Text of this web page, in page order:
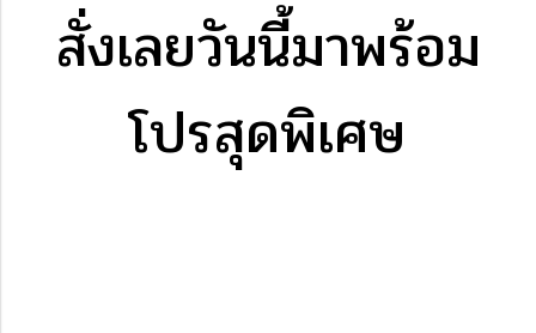
สั่งเลยวันนี้มาพร้อม
โปรสุดพิเศษ